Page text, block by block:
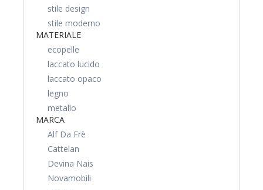
stile design
stile moderno
MATERIALE
ecopelle
laccato lucido
laccato opaco
legno
metallo
MARCA
Alf Da Frè
Cattelan
Devina Nais
Novamobili